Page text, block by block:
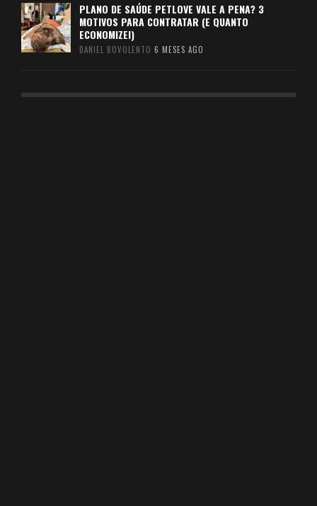
PLANO DE SAÚDE PETLOVE VALE A PENA? 3
MOTIVOS PARA CONTRATAR (E QUANTO
ECONOMIZEI)
DANIEL BOVOLENTO 6 MESES AGO